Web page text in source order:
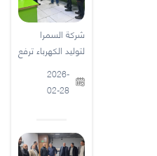
شركة السمرا
لتوليد الكهرباء ترفع
2026-
02-28